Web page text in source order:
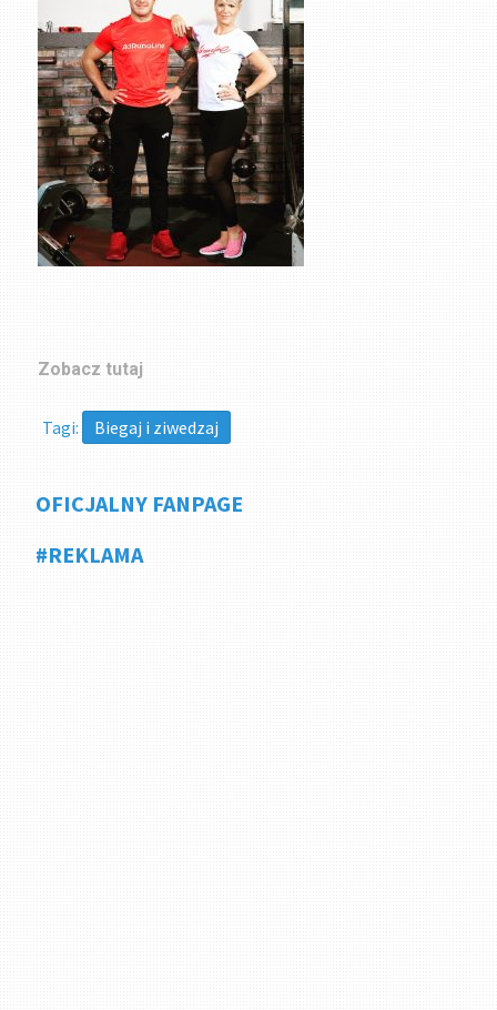
Zobacz tutaj
Tagi: Biegaj i ziwedzaj
OFICJALNY FANPAGE
#REKLAMA